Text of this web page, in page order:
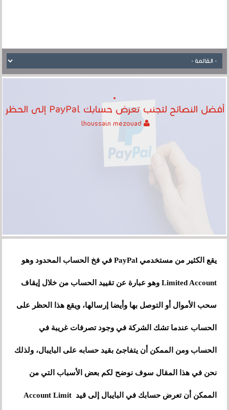
أفضل النصائح لتجنب تعرض حسابك PayPal إلى الحظر
يقع الكثير من مستخدمي PayPal في فخ الحساب المحدود وهو
Limited Account وهو عبارة عن تقييد الحساب من خلال إيقاف
سحب الأموال أو التوصل بها وأيضا إرسالها، ويقع هذا الحظر على
الحساب عندما تشك الشركة في وجود تصرفات غريبة في
الحساب ومن الممكن أن يتفاجئ بقيد حسابه على البايبال، ولذلك
نحن في هذا المقال سوف نوضح لكم بعض الأسباب التي من
الممكن أن تعرض حسابك في البايبال إلى قيد Account Limit